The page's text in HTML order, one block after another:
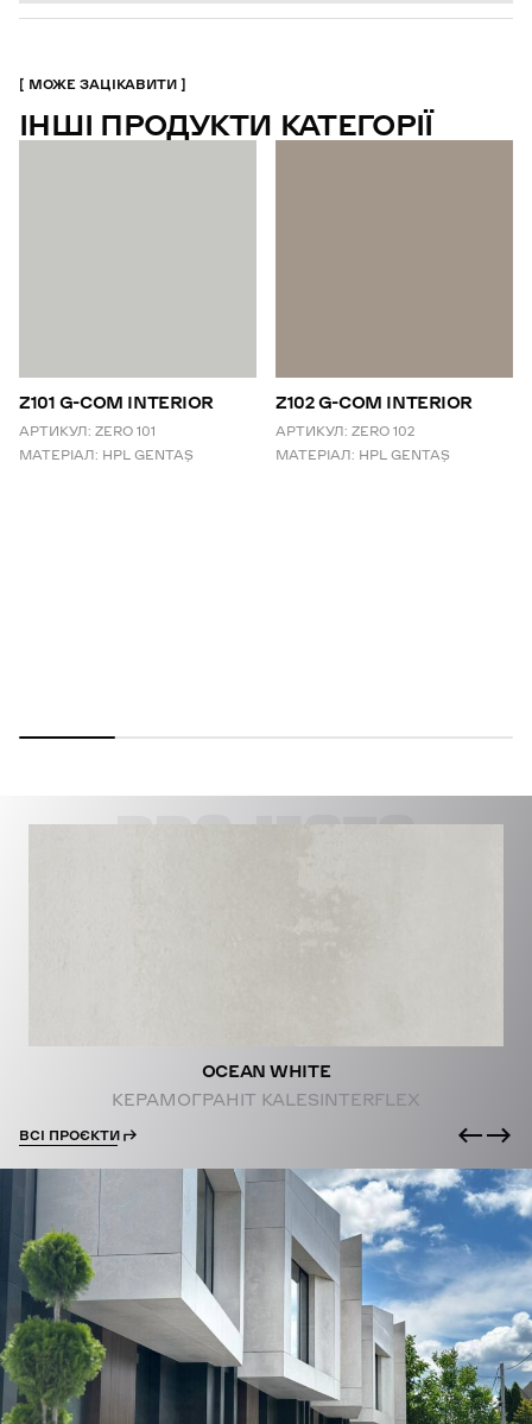
МОЖЕ ЗАЦІКАВИТИ
ІНШІ ПРОДУКТИ КАТЕГОРІЇ
Z101 G-COM INTERIOR
АРТИКУЛ: ZERO 101
МАТЕРІАЛ: HPL GENTAŞ
Z102 G-COM INTERIOR
АРТИКУЛ: ZERO 102
МАТЕРІАЛ: HPL GENTAŞ
PROJECTS
OCEAN WHITE
КЕРАМОГРАНІТ KALESINTERFLEX
ВСІ ПРОЄКТИ